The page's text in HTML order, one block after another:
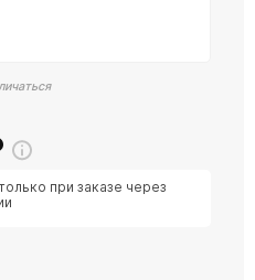
при заказе через